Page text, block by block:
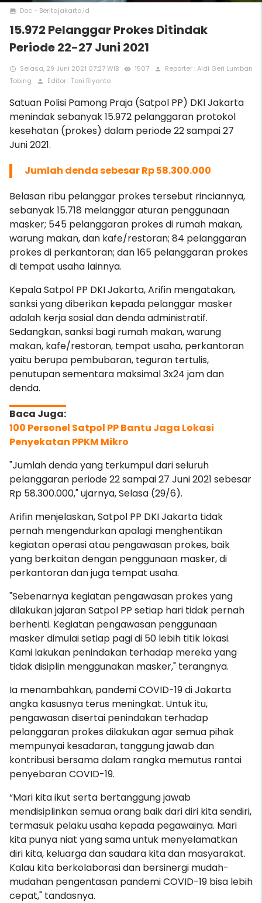
photo Doc - Beritajakarta.id
15.972 Pelanggar Prokes Ditindak
Periode 22-27 Juni 2021
access_time Selasa, 29 Juni 2021 07:27 WIB remove_red_eye 1507 person
Reporter : Aldi Geri Lumban
Tobing
person Editor : Toni Riyanto
Satuan Polisi Pamong Praja (Satpol PP) DKI Jakarta
menindak sebanyak 15.972 pelanggaran protokol
kesehatan (prokes) dalam periode 22 sampai 27
Juni 2021.
Jumlah denda sebesar Rp 58.300.000
Belasan ribu pelanggar prokes tersebut rinciannya,
sebanyak 15.718 melanggar aturan penggunaan
masker; 545 pelanggaran prokes di rumah makan,
warung makan, dan kafe/restoran; 84 pelanggaran
prokes di perkantoran; dan 165 pelanggaran prokes
di tempat usaha lainnya.
Kepala Satpol PP DKI Jakarta, Arifin mengatakan,
sanksi yang diberikan kepada pelanggar masker
adalah kerja sosial dan denda administratif.
Sedangkan, sanksi bagi rumah makan, warung
makan, kafe/restoran, tempat usaha, perkantoran
yaitu berupa pembubaran, teguran tertulis,
penutupan sementara maksimal 3x24 jam dan
denda.
100 Personel Satpol PP Bantu Jaga Lokasi
Penyekatan PPKM Mikro
"Jumlah denda yang terkumpul dari seluruh
pelanggaran periode 22 sampai 27 Juni 2021 sebesar
Rp 58.300.000," ujarnya, Selasa (29/6).
Arifin menjelaskan, Satpol PP DKI Jakarta tidak
pernah mengendurkan apalagi menghentikan
kegiatan operasi atau pengawasan prokes, baik
yang berkaitan dengan penggunaan masker, di
perkantoran dan juga tempat usaha.
"Sebenarnya kegiatan pengawasan prokes yang
dilakukan jajaran Satpol PP setiap hari tidak pernah
berhenti. Kegiatan pengawasan penggunaan
masker dimulai setiap pagi di 50 lebih titik lokasi.
Kami lakukan penindakan terhadap mereka yang
tidak disiplin menggunakan masker," terangnya.
Ia menambahkan, pandemi COVID-19 di Jakarta
angka kasusnya terus meningkat. Untuk itu,
pengawasan disertai penindakan terhadap
pelanggaran prokes dilakukan agar semua pihak
mempunyai kesadaran, tanggung jawab dan
kontribusi bersama dalam rangka memutus rantai
penyebaran COVID-19.
“Mari kita ikut serta bertanggung jawab
mendisiplinkan semua orang baik dari diri kita sendiri,
termasuk pelaku usaha kepada pegawainya. Mari
kita punya niat yang sama untuk menyelamatkan
diri kita, keluarga dan saudara kita dan masyarakat.
Kalau kita berkolaborasi dan bersinergi mudah-
mudahan pengentasan pandemi COVID-19 bisa lebih
cepat," tandasnya.